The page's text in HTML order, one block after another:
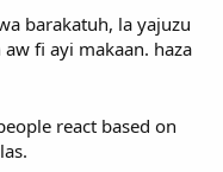
barakatuh, la yajuzu
fi ayi makaan. haza
react based on